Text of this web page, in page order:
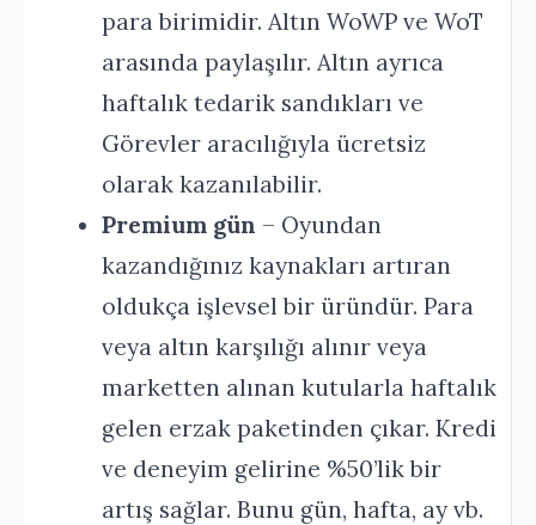
para birimidir. Altın WoWP ve WoT
arasında paylaşılır. Altın ayrıca
haftalık tedarik sandıkları ve
Görevler aracılığıyla ücretsiz
olarak kazanılabilir.
Premium gün – Oyundan
kazandığınız kaynakları artıran
oldukça işlevsel bir üründür. Para
veya altın karşılığı alınır veya
marketten alınan kutularla haftalık
gelen erzak paketinden çıkar. Kredi
ve deneyim gelirine %50’lik bir
artış sağlar. Bunu gün, hafta, ay vb.